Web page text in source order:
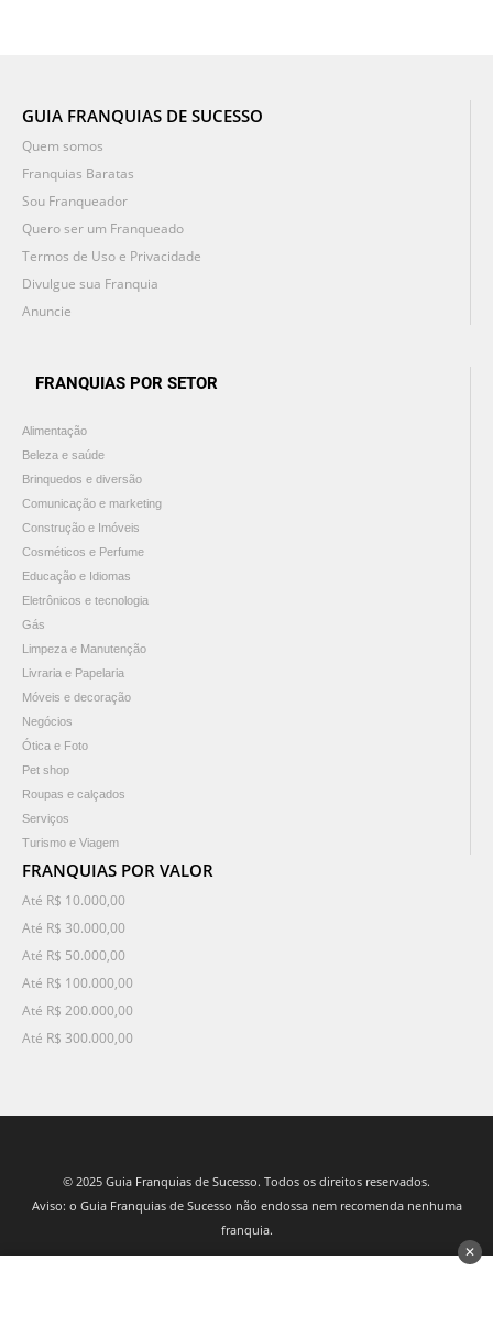
GUIA FRANQUIAS DE SUCESSO
Quem somos
Franquias Baratas
Sou Franqueador
Quero ser um Franqueado
Termos de Uso e Privacidade
Divulgue sua Franquia
Anuncie
FRANQUIAS POR SETOR
Alimentação
Beleza e saúde
Brinquedos e diversão
Comunicação e marketing
Construção e Imóveis
Cosméticos e Perfume
Educação e Idiomas
Eletrônicos e tecnologia
Gás
Limpeza e Manutenção
Livraria e Papelaria
Móveis e decoração
Negócios
Ótica e Foto
Pet shop
Roupas e calçados
Serviços
Turismo e Viagem
FRANQUIAS POR VALOR
Até R$ 10.000,00
Até R$ 30.000,00
Até R$ 50.000,00
Até R$ 100.000,00
Até R$ 200.000,00
Até R$ 300.000,00
© 2025 Guia Franquias de Sucesso. Todos os direitos reservados.
Aviso: o Guia Franquias de Sucesso não endossa nem recomenda nenhuma
franquia.
✕